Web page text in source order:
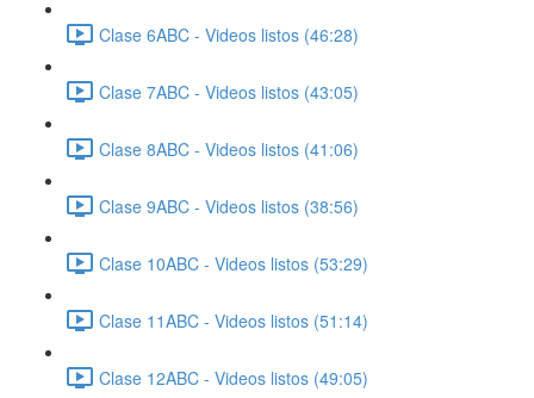
Clase 6ABC - Videos listos (46:28)
Clase 7ABC - Videos listos (43:05)
Clase 8ABC - Videos listos (41:06)
Clase 9ABC - Videos listos (38:56)
Clase 10ABC - Videos listos (53:29)
Clase 11ABC - Videos listos (51:14)
Clase 12ABC - Videos listos (49:05)